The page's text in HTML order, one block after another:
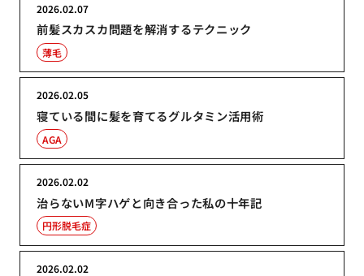
前髪スカスカ問題を解消するテクニック
2026.02.07
薄毛
寝ている間に髪を育てるグルタミン活用術
2026.02.05
AGA
治らないM字ハゲと向き合った私の十年記
2026.02.02
円形脱毛症
2026.02.02